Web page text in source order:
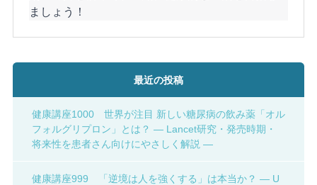
ましょう！
最近の投稿
健康講座1000 世界が注目 新しい糖尿病の飲み薬「オル
フォルグリプロン」とは？ ― Lancet研究・発売時期・
将来性を患者さん向けにやさしく解説 ―
健康講座999 「逆境は人を強くする」は本当か？ ― U